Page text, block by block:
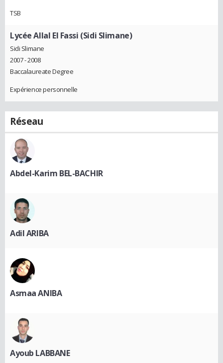
TSB
Lycée Allal El Fassi (Sidi Slimane)
Sidi Slimane
2007 - 2008
Baccalaureate Degree
Expérience personnelle
Réseau
Abdel-Karim BEL-BACHIR
Adil ARIBA
Asmaa ANIBA
Ayoub LABBANE